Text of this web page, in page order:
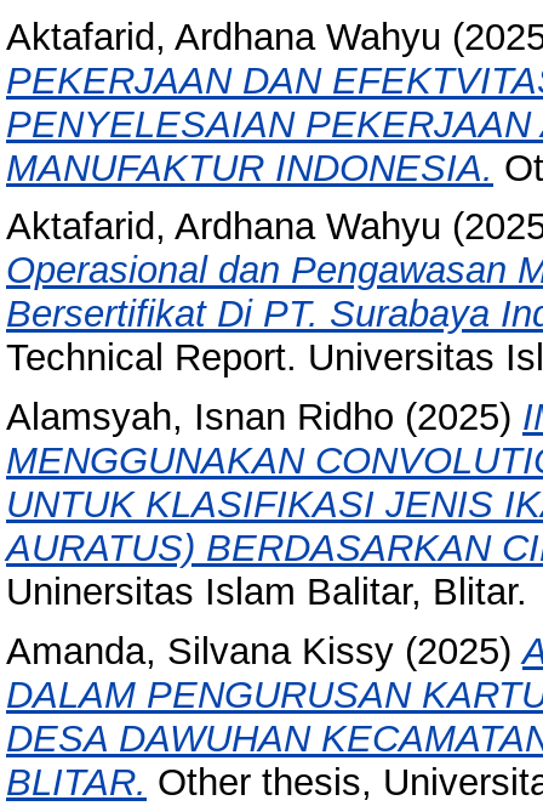
Aktafarid, Ardhana Wahyu
PEKERJAAN DAN
PENYELESAIAN
MANUFAKTUR INDONESIA.
Aktafarid, Ardhana Wahyu
Operasional dan Pengawasan
Bersertifikat Di PT. Surabaya
Technical Report. Universitas
Alamsyah, Isnan Ridho (2025)
MENGGUNAKAN
UNTUK KLASIFIKASI JENIS
AURATUS) BERDASARKAN
Uninersitas Islam Balitar, Blitar.
Amanda, Silvana Kissy (2025)
DALAM PENGURUSAN
DESA DAWUHAN
BLITAR. Other thesis,